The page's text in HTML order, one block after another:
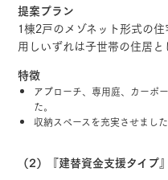
提案プラン
1棟2戸のメゾネット形式の
用しいずれは子世帯の住居と
特徴
アプローチ、専用庭、カーポ
た。
収納スペースを充実させました
（2）『建替資金支援タイプ